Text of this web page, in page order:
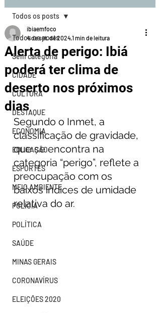
Todos os posts
Sem categoria
CIDADE
CULTURA
DESTAQUE
ECONOMIA
EDUCAÇÃO
ESPORTES
MEIO AMBIENTE
POLÍCIA
POLÍTICA
SAÚDE
MINAS GERAIS
CORONAVÍRUS
ELEIÇÕES 2020
Todos os posts
Alerta de perigo: Ibiá
poderá ter clima de
deserto nos próximos
dias
ibiaemfoco
4 de set. de 20241 min de leitura
Segundo o Inmet, a
classificação de gravidade,
que se encontra na
categoria “perigo”, reflete a
preocupação com os
baixos índices de umidade
relativa do ar.